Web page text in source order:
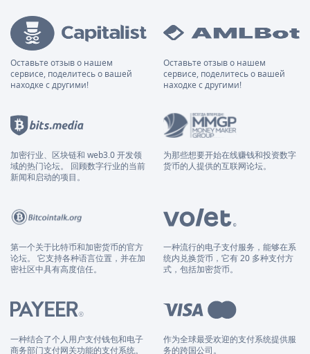
Оставьте отзыв о нашем
сервисе, поделитесь о вашей
находке с другими!
Оставьте отзыв о нашем
сервисе, поделитесь о вашей
находке с другими!
加密行业、区块链和 web3.0 开发领
域的热门论坛。 回顾数字行业的当前
新闻和启动的项目。
为那些想要开始在线赚钱和投资数字
货币的人提供的互联网论坛。
第一个关于比特币和加密货币的官方
论坛。 它支持各种语言位置，并在加
密社区中具有高度信任。
一种流行的电子支付服务，能够在系
统内兑换货币，它有 20 多种支付方
式，包括加密货币。
一种结合了个人用户支付钱包和电子
商务部门支付网关功能的支付系统。
作为全球最受欢迎的支付系统提供服
务的跨国公司。